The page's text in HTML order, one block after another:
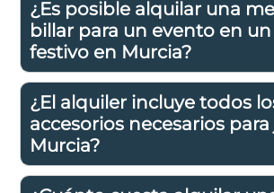
¿Es posible alquilar una
billar para un evento en
festivo en Murcia?
¿El alquiler incluye todos
accesorios necesarios
Murcia?